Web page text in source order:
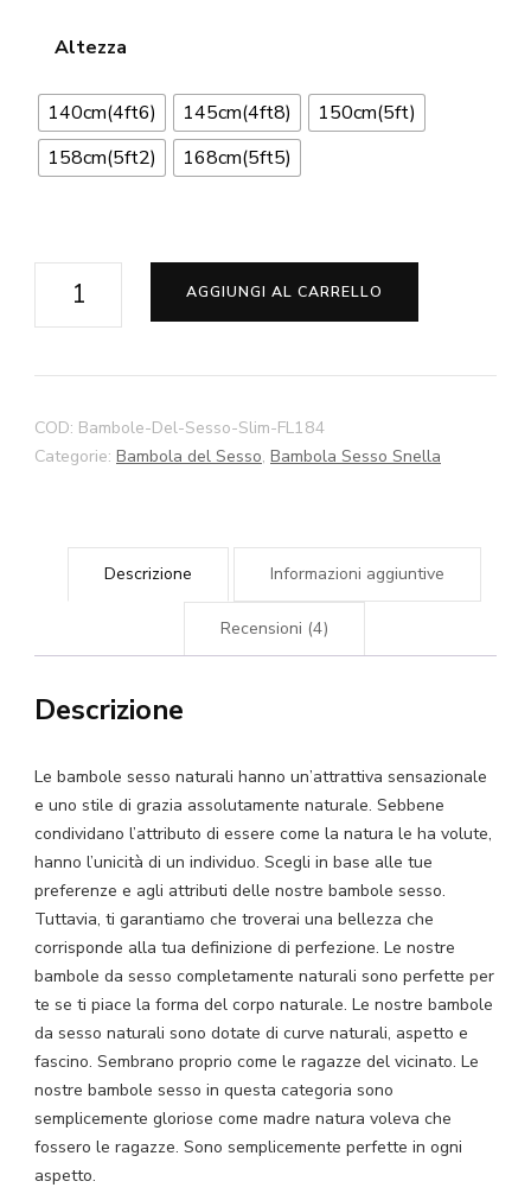
Altezza
140cm(4ft6) 145cm(4ft8)
150cm(5ft)
158cm(5ft2)
168cm(5ft5)
Esme
Per
Sesso
150cm
168cm
Il
Naturale
quantità
AGGIUNGI AL CARRELLO
COD: Bambole-Del-Sesso-Slim-FL184
Categorie: Bambola del Sesso, Bambola Sesso Snella
Descrizione Informazioni aggiuntive
Recensioni (4)
Descrizione
Le bambole sesso naturali hanno un’attrattiva sensazionale
e uno stile di grazia assolutamente naturale. Sebbene
condividano l’attributo di essere come la natura le ha volute,
hanno l’unicità di un individuo. Scegli in base alle tue
preferenze e agli attributi delle nostre bambole sesso.
Tuttavia, ti garantiamo che troverai una bellezza che
corrisponde alla tua definizione di perfezione. Le nostre
bambole da sesso completamente naturali sono perfette per
te se ti piace la forma del corpo naturale. Le nostre bambole
da sesso naturali sono dotate di curve naturali, aspetto e
fascino. Sembrano proprio come le ragazze del vicinato. Le
nostre bambole sesso in questa categoria sono
semplicemente gloriose come madre natura voleva che
fossero le ragazze. Sono semplicemente perfette in ogni
aspetto.